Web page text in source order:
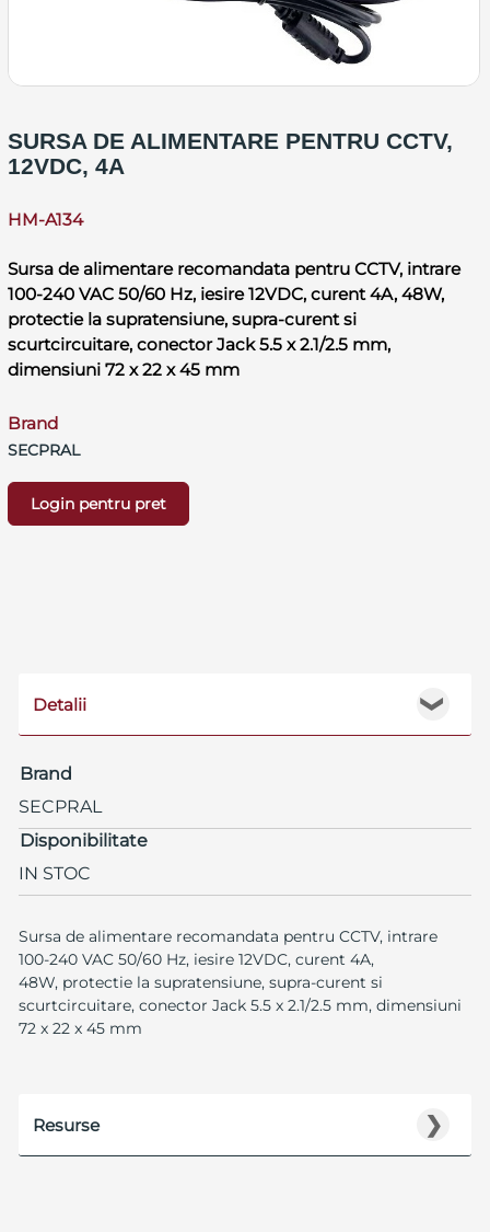
SURSA DE ALIMENTARE PENTRU CCTV,
12VDC, 4A
HM-A134
Sursa de alimentare recomandata pentru CCTV, intrare
100-240 VAC 50/60 Hz, iesire 12VDC, curent 4A, 48W,
protectie la supratensiune, supra-curent si
scurtcircuitare, conector Jack 5.5 x 2.1/2.5 mm,
dimensiuni 72 x 22 x 45 mm
Brand
SECPRAL
Login pentru pret
❯
Detalii
Brand
SECPRAL
Disponibilitate
IN STOC
Sursa de alimentare recomandata pentru CCTV, intrare
100-240 VAC 50/60 Hz, iesire 12VDC, curent 4A,
48W, protectie la supratensiune, supra-curent si
scurtcircuitare, conector Jack 5.5 x 2.1/2.5 mm, dimensiuni
72 x 22 x 45 mm
❯
Resurse